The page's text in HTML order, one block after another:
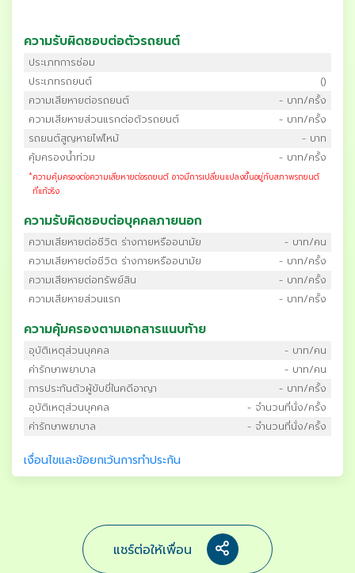
ความรับผิดชอบต่อตัวรถยนต์
ประเภทการซ่อม
ประเภทรถยนต์
()
ความเสียหายต่อรถยนต์
- บาท/ครั้ง
ความเสียหายส่วนแรกต่อตัวรถยนต์
- บาท/ครั้ง
รถยนต์สูญหายไฟไหม้
- บาท
คุ้มครองน้ำท่วม
- บาท/ครั้ง
*ความคุ้มครองต่อความเสียหายต่อรถยนต์ อาจมีการเปลี่ยนแปลงขึ้นอยู่กับสภาพรถยนต์
ที่แท้จริง
ความรับผิดชอบต่อบุคคลภายนอก
ความเสียหายต่อชีวิต ร่างกายหรืออนามัย
- บาท/คน
ความเสียหายต่อชีวิต ร่างกายหรืออนามัย
- บาท/ครั้ง
ความเสียหายต่อทรัพย์สิน
- บาท/ครั้ง
ความเสียหายส่วนแรก
- บาท/ครั้ง
ความคุ้มครองตามเอกสารแนบท้าย
อุบัติเหตุส่วนบุคคล
- บาท/คน
ค่ารักษาพยาบาล
- บาท/คน
การประกันตัวผู้ขับขี่ในคดีอาญา
- บาท/ครั้ง
อุบัติเหตุส่วนบุคคล
- จำนวนที่นั่ง/ครั้ง
ค่ารักษาพยาบาล
- จำนวนที่นั่ง/ครั้ง
เงื่อนไขและข้อยกเว้นการทำประกัน
แชร์ต่อให้เพื่อน